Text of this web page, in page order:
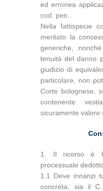
ed erronea
cod. pen..
Nella fattispecie
meritato la
generiche,
tenuità del danno
giudizio di
particolare, non
Corte bolognese,
contenente
sicuramente valore
1. Il ricorso è
processuale
1.1 Deve innanzi
concreta, sia il